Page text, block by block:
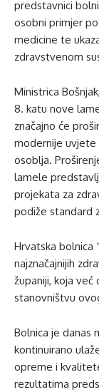
predstavnici
osobni primjer
medicine te
zdravstvenom
Ministrica
8. katu nove
značajno će
modernije uvjete
osoblja.
lamele
projekata za
podiže standard
Hrvatska bolnica
najznačajnijih
županiji, koja
stanovništvu
Bolnica je danas
kontinuirano
opreme i
rezultatima